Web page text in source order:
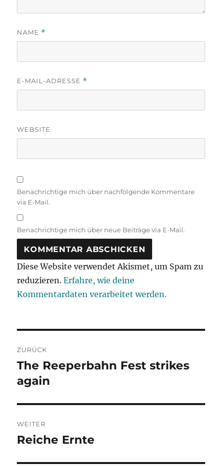
NAME *
E-MAIL-ADRESSE *
WEBSITE
Benachrichtige mich über nachfolgende Kommentare
via E-Mail.
Benachrichtige mich über neue Beiträge via E-Mail.
Diese Website verwendet Akismet, um Spam zu
reduzieren.Erfahre, wie deine
Kommentardaten verarbeitet werden.
ZURÜCK
Vorheriger
Beitrag:
The Reeperbahn Fest strikes
again
WEITER
Nächster
Reiche Ernte